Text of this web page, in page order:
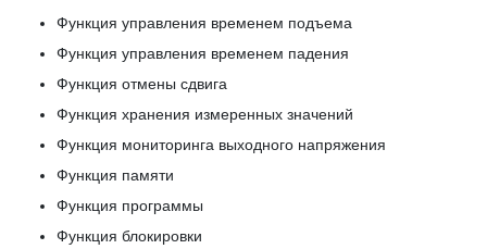
Функция управления временем подъема
Функция управления временем падения
Функция отмены сдвига
Функция хранения измеренных значений
Функция мониторинга выходного напряжения
Функция памяти
Функция программы
Функция блокировки